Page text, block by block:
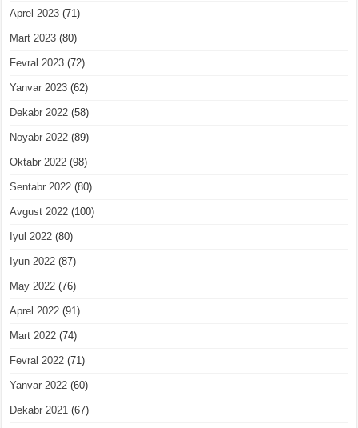
Aprel 2023 (71)
Mart 2023 (80)
Fevral 2023 (72)
Yanvar 2023 (62)
Dekabr 2022 (58)
Noyabr 2022 (89)
Oktabr 2022 (98)
Sentabr 2022 (80)
Avgust 2022 (100)
Iyul 2022 (80)
Iyun 2022 (87)
May 2022 (76)
Aprel 2022 (91)
Mart 2022 (74)
Fevral 2022 (71)
Yanvar 2022 (60)
Dekabr 2021 (67)